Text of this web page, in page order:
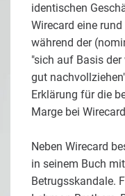
identischen
Wirecard eine
während der
"sich auf Basis
gut
Erklärung für die
Marge bei
Neben Wirecard
in seinem Buch
Betrugsskandale.